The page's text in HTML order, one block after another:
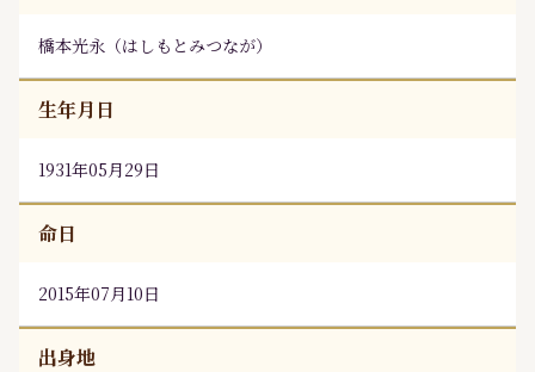
橋本光永 （はしもとみつなが）
生年月日
1931年05月29日
命日
2015年07月10日
出身地